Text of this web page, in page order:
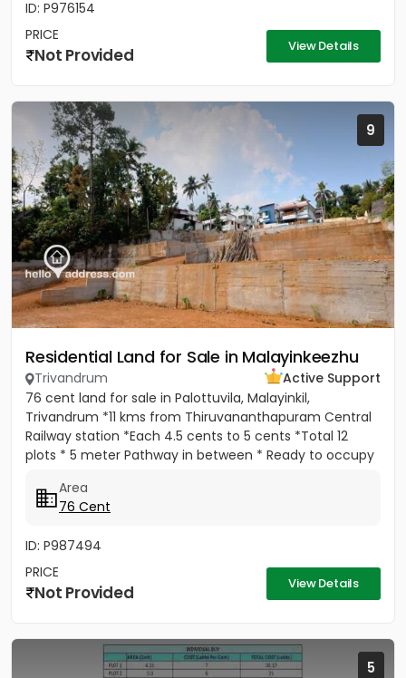
ID: P976154
PRICE
Not Provided View Details
9
Residential Land for Sale in Malayinkeezhu
Trivandrum
Active Support
76 cent land for sale in Palottuvila, Malayinkil,
Trivandrum *11 kms from Thiruvananthapuram Central
Railway station *Each 4.5 cents to 5 cents *Total 12
plots * 5 meter Pathway in between * Ready to occupy
Area
76 Cent
ID: P987494
PRICE
Not Provided View Details
5